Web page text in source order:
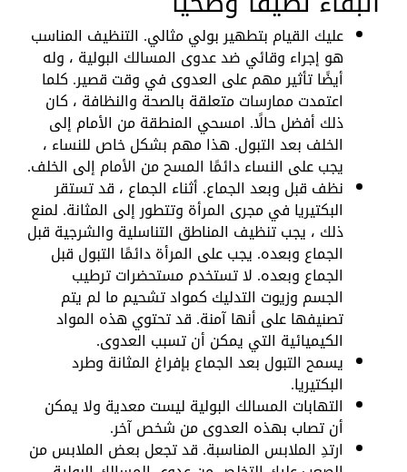
عليك القيام بتطهير بولي مثالي. التنظيف المناسب
هو إجراء وقائي ضد عدوى المسالك البولية ، وله
أيضًا تأثير مهم على العدوى في وقت قصير. كلما
اعتمدت ممارسات متعلقة بالصحة والنظافة ، كان
ذلك أفضل حالًا. امسحي المنطقة من الأمام إلى
الخلف بعد التبول. هذا مهم بشكل خاص للنساء ،
يجب على النساء دائمًا المسح من الأمام إلى الخلف.
نظف قبل وبعد الجماع. أثناء الجماع ، قد تستقر
البكتيريا في مجرى المرأة وتتطور إلى المثانة. لمنع
ذلك ، يجب تنظيف المناطق التناسلية والشرجية قبل
الجماع وبعده. يجب على المرأة دائمًا التبول قبل
الجماع وبعده. لا تستخدم مستحضرات ترطيب
الجسم وزيوت التدليك كمواد تشحيم ما لم يتم
تصنيفها على أنها آمنة. قد تحتوي هذه المواد
الكيميائية التي يمكن أن تسبب العدوى.
يسمح التبول بعد الجماع بإفراغ المثانة وطرد
البكتيريا.
التهابات المسالك البولية ليست معدية ولا يمكن
أن تصاب بهذه العدوى من شخص آخر.
ارتدِ الملابس المناسبة. قد تجعل بعض الملابس من